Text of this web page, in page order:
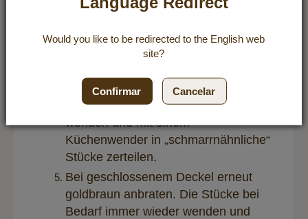
geben und gleichmäßig verteilen. Bei
mittlerer bis oberer Hitze und
herausbacken, bis die Unterseite
leicht goldbraun ist. Anschließend
wenden und mit einem
Küchenwender in „schmarrnähnliche“
Stücke zerteilen.
Bei geschlossenem Deckel erneut
goldbraun anbraten. Die Stücke bei
Bedarf immer wieder wenden und
Would you like to be redirected to the English web
site?
Confirmar Cancelar